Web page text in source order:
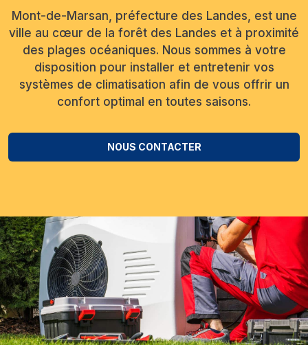
Mont-de-Marsan, préfecture des Landes, est une
ville au cœur de la forêt des Landes et à proximité
des plages océaniques. Nous sommes à votre
disposition pour installer et entretenir vos
systèmes de climatisation afin de vous offrir un
confort optimal en toutes saisons.
NOUS CONTACTER